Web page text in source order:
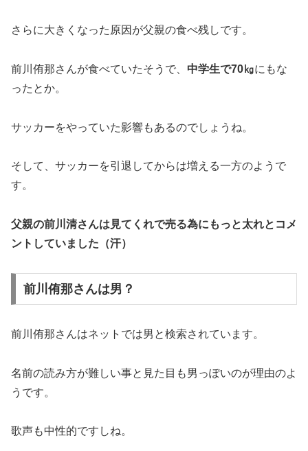
さらに大きくなった原因が父親の食べ残しです。
前川侑那さんが食べていたそうで、 中学生で70㎏にもな
ったとか。
サッカーをやっていた影響もあるのでしょうね。
そして、サッカーを引退してからは増える一方のようで
す。
父親の前川清さんは見てくれで売る為にもっと太れとコメ
ントしていました（汗）
前川侑那さんは男？
前川侑那さんはネットでは男と検索されています。
名前の読み方が難しい事と見た目も男っぽいのが理由のよ
うです。
歌声も中性的ですしね。